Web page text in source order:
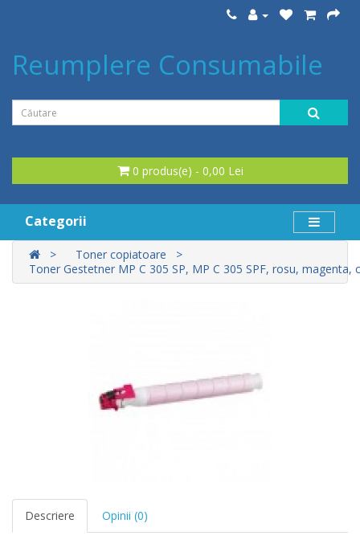
Reumplere Consumabile
0 produs(e) - 0,00 Lei
Categorii
Toner copiatoare
Toner Gestetner MP C 305 SP, MP C 305 SPF, rosu,
Descriere Opinii (0)